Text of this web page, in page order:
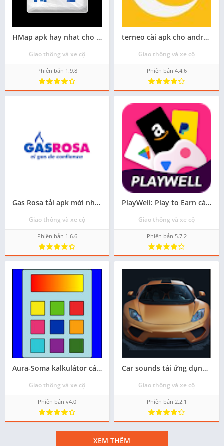
HMap apk hay nhat cho android - Tải về
Giao thông và xe cộ
Phiên bản 1.9.8
terneo cài apk cho android
Giao thông và xe cộ
Phiên bản 4.4.6
Gas Rosa tải apk mới nhất - Miễn phí
Giao thông và xe cộ
Phiên bản 1.6.6
PlayWell: Play to Earn cài apk cho android - Miễn phí
Giao thông và xe cộ
Phiên bản 5.7.2
Aura-Soma kalkulátor các ứng dụng hay cho android apk - Tải về
Giao thông và xe cộ
Phiên bản v4.0
Car sounds tải ứng dụng apk cho android
Giao thông và xe cộ
Phiên bản 2.2.1
XEM THÊM